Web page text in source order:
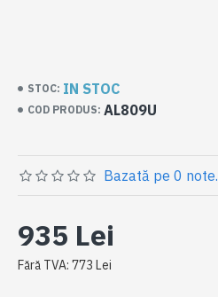
STOC: IN STOC
COD PRODUS: AL809U
Bazată pe 0 note.
935 Lei
Fără TVA: 773 Lei